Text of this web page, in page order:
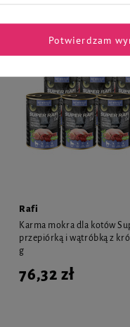
Rafi
Karma mokra dla kotów
przepiórką i wątróbką z
g
76,32 zł
Potwierdzam